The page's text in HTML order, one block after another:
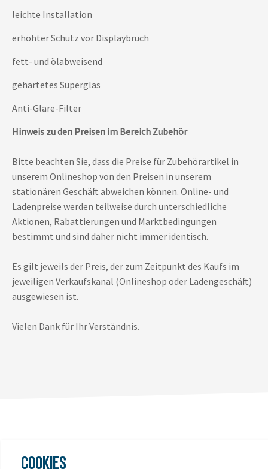
leichte Installation
erhöhter Schutz vor Displaybruch
fett- und ölabweisend
gehärtetes Superglas
Anti-Glare-Filter
Hinweis zu den Preisen im Bereich Zubehör
Bitte beachten Sie, dass die Preise für Zubehörartikel in
unserem Onlineshop von den Preisen in unserem
stationären Geschäft abweichen können. Online- und
Ladenpreise werden teilweise durch unterschiedliche
Aktionen, Rabattierungen und Marktbedingungen
bestimmt und sind daher nicht immer identisch.
Es gilt jeweils der Preis, der zum Zeitpunkt des Kaufs im
jeweiligen Verkaufskanal (Onlineshop oder Ladengeschäft)
ausgewiesen ist.
Vielen Dank für Ihr Verständnis.
COOKIES